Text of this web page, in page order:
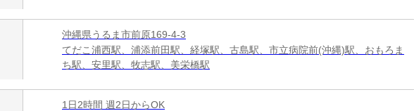
沖縄県うるま市前原169-4-3
てだこ浦西駅、浦添前田駅、経塚駅、古島駅、市立病院前(沖縄)駅、おもろま
ち駅、安里駅、牧志駅、美栄橋駅
1日2時間 週2日からOK